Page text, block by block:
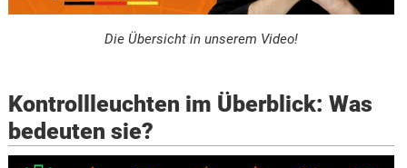
Die Übersicht in unserem Video!
Kontrollleuchten im Überblick: Was
bedeuten sie?